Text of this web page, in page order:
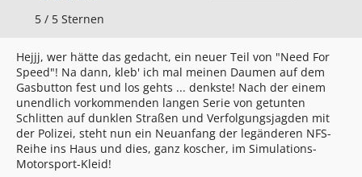
5 / 5 Sternen
Hejjj, wer hätte das gedacht, ein neuer Teil von "Need For
Speed"! Na dann, kleb' ich mal meinen Daumen auf dem
Gasbutton fest und los gehts ... denkste! Nach der einem
unendlich vorkommenden langen Serie von getunten
Schlitten auf dunklen Straßen und Verfolgungsjagden mit
der Polizei, steht nun ein Neuanfang der legänderen NFS-
Reihe ins Haus und dies, ganz koscher, im Simulations-
Motorsport-Kleid!